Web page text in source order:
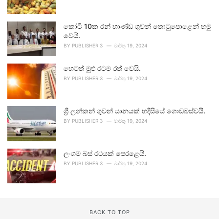
කෝටි 10ක රන් භාණ්ඩ ගුවන් තොටුපොළෙන් හමු
වෙයි.
BY PUBLISHER 3 මාර්තු 19, 2024
හෙටත් මුළු රටම රත් වෙයි.
BY PUBLISHER 3 මාර්තු 19, 2024
ශ්‍රී ලන්කන් ගුවන් යානයක් හදිසියේ ගොඩබස්වයි.
BY PUBLISHER 3 මාර්තු 19, 2024
ලංගම බස් රථයක් පෙරළෙයි.
BY PUBLISHER 3 මාර්තු 19, 2024
BACK TO TOP